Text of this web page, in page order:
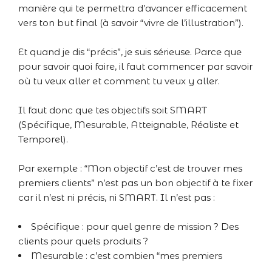
manière qui te permettra d’avancer efficacement
vers ton but final (à savoir “vivre de l’illustration”).
Et quand je dis “précis”, je suis sérieuse. Parce que
pour savoir quoi faire, il faut commencer par savoir
où tu veux aller et comment tu veux y aller.
Il faut donc que tes objectifs soit SMART
(Spécifique, Mesurable, Atteignable, Réaliste et
Temporel).
Par exemple : “Mon objectif c’est de trouver mes
premiers clients” n’est pas un bon objectif à te fixer
car il n’est ni précis, ni SMART. Il n’est pas :
Spécifique : pour quel genre de mission ? Des
clients pour quels produits ?
Mesurable : c’est combien “mes premiers